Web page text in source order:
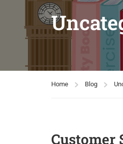
Home Blog
Customer